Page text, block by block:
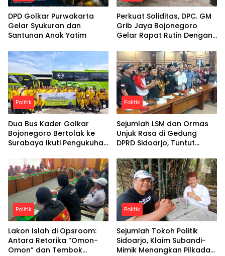
DPD Golkar Purwakarta
Gelar Syukuran dan
Santunan Anak Yatim
Perkuat Soliditas, DPC. GM
Grib Jaya Bojonegoro
Gelar Rapat Rutin Dengan
DPC GM Grib Jaya
Bojonegoro optimistis
terus menghadirkan
program positif yang
bermanfaat bagi anggota
dan masyarakat luas.
Politik
Dua Bus Kader Golkar
Bojonegoro Bertolak ke
Surabaya Ikuti Pengukuhan
Politik
Sejumlah LSM dan Ormas
Unjuk Rasa di Gedung
DPRD Sidoarjo, Tuntut
dan Wakil Bupati
Politik
Lakon Islah di Opsroom:
Antara Retorika “Omon-
Omon” dan Tembok
Politik
Sejumlah Tokoh Politik
Sidoarjo, Klaim Subandi-
Mimik Menangkan Pilkada